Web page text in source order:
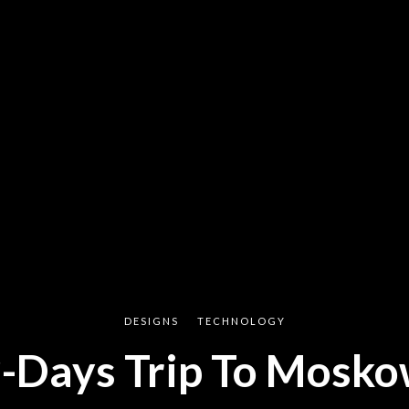
DESIGNS TECHNOLOGY
Days Trip To